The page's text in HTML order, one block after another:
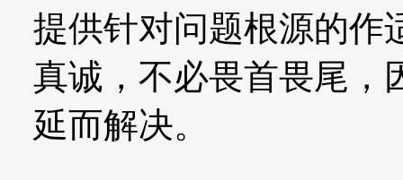
提供针对问题根源的作
真诚，不必畏首畏尾，
延而解决。